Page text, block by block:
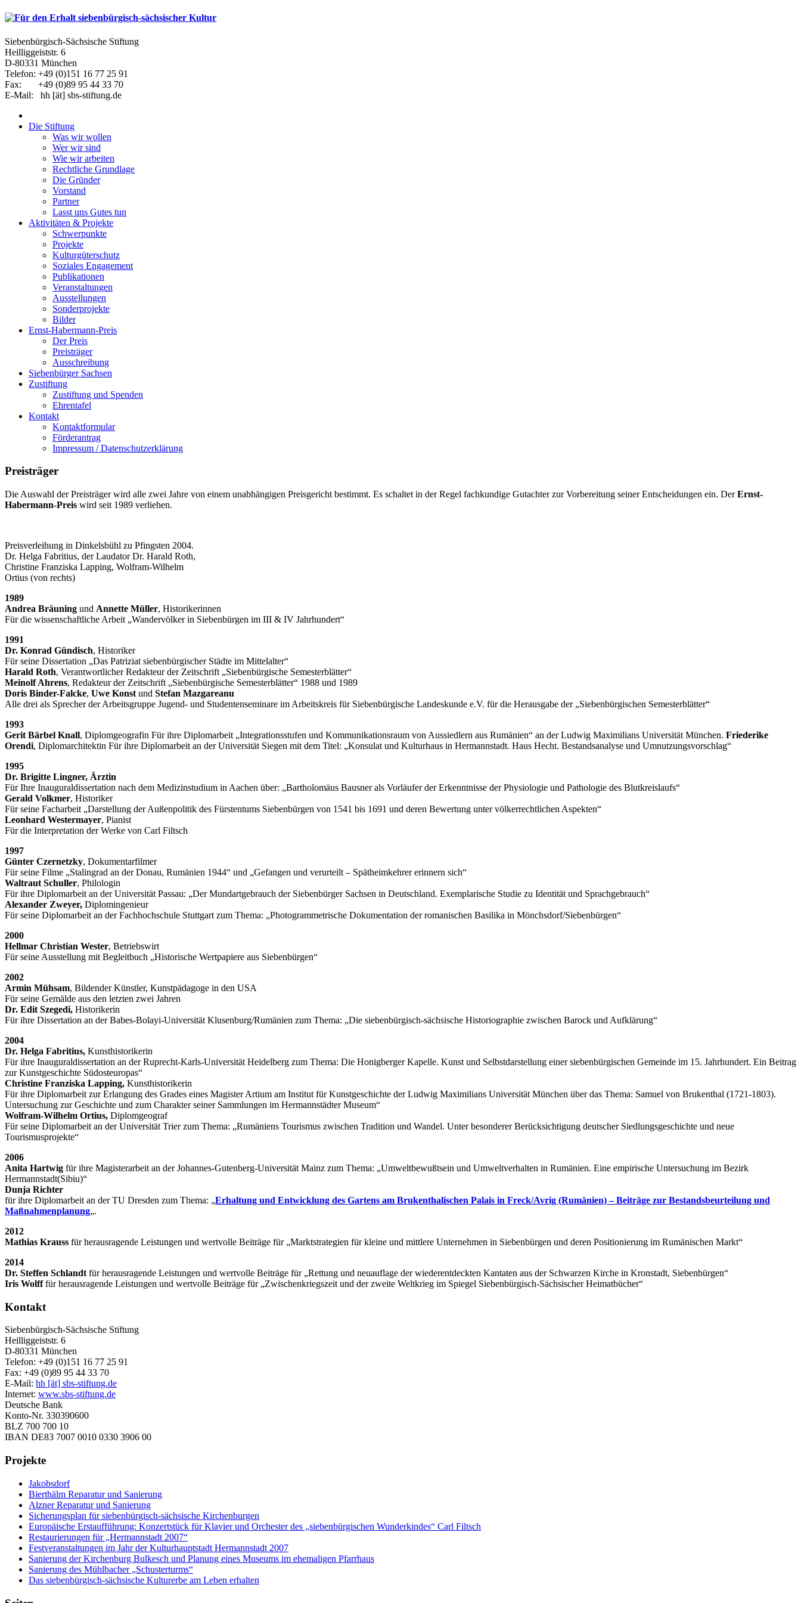
Siebenbürgisch-Sächsische Stiftung
Heilliggeiststr. 6
D-80331 München
Telefon: +49 (0)151 16 77 25 91
Fax: +49 (0)89 95 44 33 70
E-Mail: hh [ät] sbs-stiftung.de
Die Stiftung
Was wir wollen
Wer wir sind
Wie wir arbeiten
Rechtliche Grundlage
Die Gründer
Vorstand
Partner
Lasst uns Gutes tun
Aktivitäten & Projekte
Schwerpunkte
Projekte
Kulturgüterschutz
Soziales Engagement
Publikationen
Veranstaltungen
Ausstellungen
Sonderprojekte
Bilder
Ernst-Habermann-Preis
Der Preis
Preisträger
Ausschreibung
Siebenbürger Sachsen
Zustiftung
Zustiftung und Spenden
Ehrentafel
Kontakt
Kontaktformular
Förderantrag
Impressum / Datenschutzerklärung
Preisträger
Die Auswahl der Preisträger wird alle zwei Jahre von einem unabhängigen Preisgericht bestimmt. Es schaltet in der Regel fachkundige Gutachter zur Vorbereitung seiner Entscheidungen ein. DerErnst-
Habermann-Preis wird seit 1989 verliehen.
Preisverleihung in Dinkelsbühl zu Pfingsten 2004.
Dr. Helga Fabritius, der Laudator Dr. Harald Roth,
Christine Franziska Lapping, Wolfram-Wilhelm
Ortius (von rechts)
1989
Andrea Bräuning und Annette Müller, Historikerinnen
Für die wissenschaftliche Arbeit „Wandervölker in Siebenbürgen im III & IV Jahrhundert“
1991
Dr. Konrad Gündisch, Historiker
Für seine Dissertation „Das Patriziat siebenbürgischer Städte im Mittelalter“
Harald Roth, Verantwortlicher Redakteur der Zeitschrift „Siebenbürgische Semesterblätter“
Meinolf Ahrens, Redakteur der Zeitschrift „Siebenbürgische Semesterblätter“ 1988 und 1989
Doris Binder-Falcke, Uwe Konst und Stefan Mazgareanu
Alle drei als Sprecher der Arbeitsgruppe Jugend- und Studentenseminare im Arbeitskreis für Siebenbürgische Landeskunde e.V. für die Herausgabe der „Siebenbürgischen Semesterblätter“
1993
Gerit Bärbel Knall, Diplomgeografin Für ihre Diplomarbeit „Integrationsstufen und Kommunikationsraum von Aussiedlern aus Rumänien“ an der Ludwig Maximilians Universität München. Friederike
Orendi, Diplomarchitektin Für ihre Diplomarbeit an der Universität Siegen mit dem Titel: „Konsulat und Kulturhaus in Hermannstadt. Haus Hecht. Bestandsanalyse und Umnutzungsvorschlag“
1995
Dr. Brigitte Lingner, Ärztin
Für Ihre Inauguraldissertation nach dem Medizinstudium in Aachen über: „Bartholomäus Bausner als Vorläufer der Erkenntnisse der Physiologie und Pathologie des Blutkreislaufs“
Gerald Volkmer, Historiker
Für seine Facharbeit „Darstellung der Außenpolitik des Fürstentums Siebenbürgen von 1541 bis 1691 und deren Bewertung unter völkerrechtlichen Aspekten“
Leonhard Westermayer, Pianist
Für die Interpretation der Werke von Carl Filtsch
1997
Günter Czernetzky, Dokumentarfilmer
Für seine Filme „Stalingrad an der Donau, Rumänien 1944“ und „Gefangen und verurteilt – Spätheimkehrer erinnern sich“
Waltraut Schuller, Philologin
Für ihre Diplomarbeit an der Universität Passau: „Der Mundartgebrauch der Siebenbürger Sachsen in Deutschland. Exemplarische Studie zu Identität und Sprachgebrauch“
Alexander Zweyer, Diplomingenieur
Für seine Diplomarbeit an der Fachhochschule Stuttgart zum Thema: „Photogrammetrische Dokumentation der romanischen Basilika in Mönchsdorf/Siebenbürgen“
2000
Hellmar Christian Wester, Betriebswirt
Für seine Ausstellung mit Begleitbuch „Historische Wertpapiere aus Siebenbürgen“
2002
Armin Mühsam, Bildender Künstler, Kunstpädagoge in den USA
Für seine Gemälde aus den letzten zwei Jahren
Dr. Edit Szegedi, Historikerin
Für ihre Dissertation an der Babes-Bolayi-Universität Klusenburg/Rumänien zum Thema: „Die siebenbürgisch-sächsische Historiographie zwischen Barock und Aufklärung“
2004
Dr. Helga Fabritius, Kunsthistorikerin
Für ihre Inauguraldissertation an der Ruprecht-Karls-Universität Heidelberg zum Thema: Die Honigberger Kapelle. Kunst und Selbstdarstellung einer siebenbürgischen Gemeinde im 15. Jahrhundert. Ein Beitrag
zur Kunstgeschichte Südosteuropas“
Christine Franziska Lapping, Kunsthistorikerin
Für ihre Diplomarbeit zur Erlangung des Grades eines Magister Artium am Institut für Kunstgeschichte der Ludwig Maximilians Universität München über das Thema: Samuel von Brukenthal (1721-1803).
Untersuchung zur Geschichte und zum Charakter seiner Sammlungen im Hermannstädter Museum“
Wolfram-Wilhelm Ortius, Diplomgeograf
Für seine Diplomarbeit an der Universität Trier zum Thema: „Rumäniens Tourismus zwischen Tradition und Wandel. Unter besonderer Berücksichtigung deutscher Siedlungsgeschichte und neue
Tourismusprojekte“
2006
Anita Hartwig für ihre Magisterarbeit an der Johannes-Gutenberg-Universität Mainz zum Thema: „Umweltbewußtsein und Umweltverhalten in Rumänien. Eine empirische Untersuchung im Bezirk
Hermannstadt(Sibiu)“
Dunja Richter
für ihre Diplomarbeit an der TU Dresden zum Thema: „Erhaltung und Entwicklung des Gartens am Brukenthalischen Palais in Freck/Avrig (Rumänien) – Beiträge zur Bestandsbeurteilung und
Maßnahmenplanung„.
2012
Mathias Krauss für herausragende Leistungen und wertvolle Beiträge für „Marktstrategien für kleine und mittlere Unternehmen in Siebenbürgen und deren Positionierung im Rumänischen Markt“
2014
Dr. Steffen Schlandt für herausragende Leistungen und wertvolle Beiträge für „Rettung und neuauflage der wiederentdeckten Kantaten aus der Schwarzen Kirche in Kronstadt, Siebenbürgen“
Iris Wolfffür herausragende Leistungen und wertvolle Beiträge für „Zwischenkriegszeit und der zweite Weltkrieg im Spiegel Siebenbürgisch-Sächsischer Heimatbücher“
Kontakt
Siebenbürgisch-Sächsische Stiftung
Heilliggeiststr. 6
D-80331 München
Telefon: +49 (0)151 16 77 25 91
Fax: +49 (0)89 95 44 33 70
E-Mail: hh [ät] sbs-stiftung.de
Internet: www.sbs-stiftung.de
Deutsche Bank
Konto-Nr. 330390600
BLZ 700 700 10
IBAN DE83 7007 0010 0330 3906 00
Projekte
Jakobsdorf
Bierthälm Reparatur und Sanierung
Alzner Reparatur und Sanierung
Sicherungsplan für siebenbürgisch-sächsische Kirchenburgen
Europäische Erstaufführung: Konzertstück für Klavier und Orchester des „siebenbürgischen Wunderkindes“ Carl Filtsch
Restaurierungen für „Hermannstadt 2007“
Festveranstaltungen im Jahr der Kulturhauptstadt Hermannstadt 2007
Sanierung der Kirchenburg Bulkesch und Planung eines Museums im ehemaligen Pfarrhaus
Sanierung des Mühlbacher „Schusterturms“
Das siebenbürgisch-sächsische Kulturerbe am Leben erhalten